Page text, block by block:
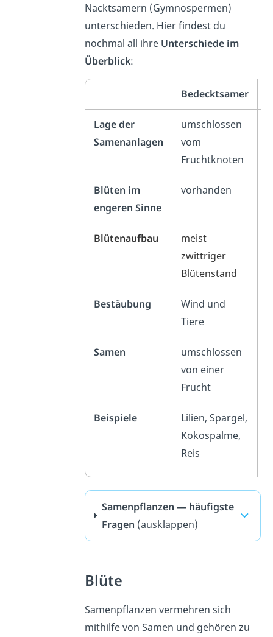
Nacktsamern (Gymnospermen)
unterschieden. Hier findest du
nochmal all ihre Unterschiede im
Überblick:
Bedecktsamer
Lage der
Samenanlagen
umschlossen
vom
Fruchtknoten
Blüten im
engeren Sinne
vorhanden
Blütenaufbau
meist
zwittriger
Blütenstand
Bestäubung
Wind und
Tiere
Samen
umschlossen
von einer
Frucht
Beispiele Lilien,Spargel,
Kokospalme,
Reis
Samenpflanzen — häufigste
Fragen (ausklappen)
Blüte
Samenpflanzen vermehren sich
mithilfe von Samen und gehören zu